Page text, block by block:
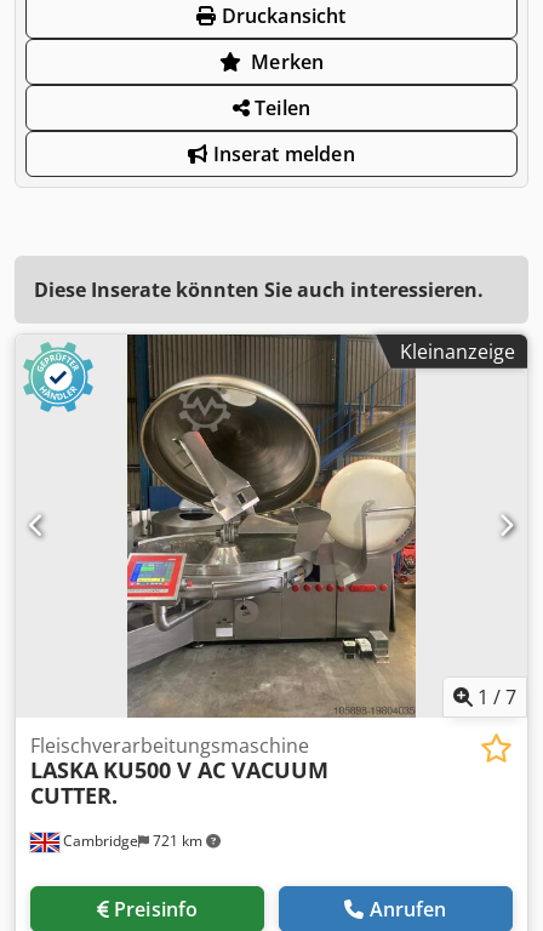
Druckansicht
Merken
Teilen
Inserat melden
Diese Inserate könnten Sie auch interessieren.
Kleinanzeige
1 /7
Cambridge 721 km
Fleischverarbeitungsmaschine
LASKA KU500 V AC VACUUM
CUTTER.
Preisinfo Anrufen